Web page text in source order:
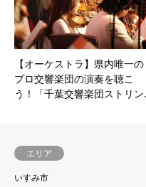
【オーケストラ】県内唯一の
プロ交響楽団の演奏を聴こ
う！「千葉交響楽団ストリ
エリア
いすみ市